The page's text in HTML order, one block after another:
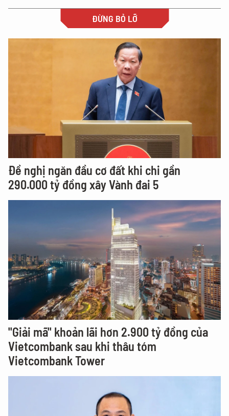
ĐỪNG BỎ LỠ
Đề nghị ngăn đầu cơ đất khi chi gần
290.000 tỷ đồng xây Vành đai 5
"Giải mã" khoản lãi hơn 2.900 tỷ đồng của
Vietcombank sau khi thâu tóm
Vietcombank Tower